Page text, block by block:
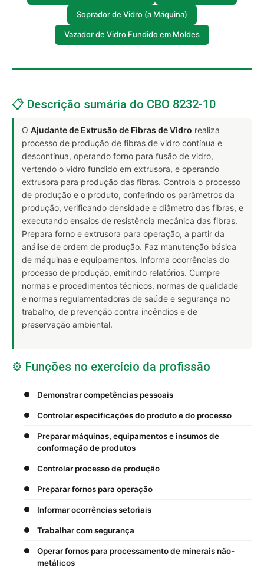
Soprador de Vidro (a Máquina)
Vazador de Vidro Fundido em Moldes
📋 Descrição sumária do CBO 8232-10
O Ajudante de Extrusão de Fibras de Vidro realiza
processo de produção de fibras de vidro contínua e
descontínua, operando forno para fusão de vidro,
vertendo o vidro fundido em extrusora, e operando
extrusora para produção das fibras. Controla o processo
de produção e o produto, conferindo os parâmetros da
produção, verificando densidade e diâmetro das fibras, e
executando ensaios de resistência mecânica das fibras.
Prepara forno e extrusora para operação, a partir da
análise de ordem de produção. Faz manutenção básica
de máquinas e equipamentos. Informa ocorrências do
processo de produção, emitindo relatórios. Cumpre
normas e procedimentos técnicos, normas de qualidade
e normas regulamentadoras de saúde e segurança no
trabalho, de prevenção contra incêndios e de
preservação ambiental.
⚙️ Funções no exercício da profissão
Demonstrar competências pessoais
Controlar especificações do produto e do processo
Preparar máquinas, equipamentos e insumos de
conformação de produtos
Controlar processo de produção
Preparar fornos para operação
Informar ocorrências setoriais
Trabalhar com segurança
Operar fornos para processamento de minerais não-
metálicos